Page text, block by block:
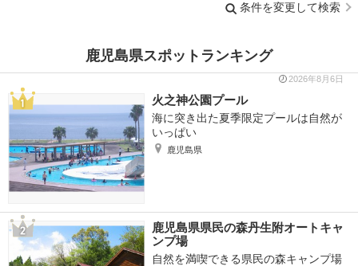
条件を変更して検索
鹿児島県スポットランキング
2026年8月6日
火之神公園プール
海に突き出た夏季限定プールは自然が
いっぱい
鹿児島県
鹿児島県県民の森丹生附オートキャ
ンプ場
自然を満喫できる県民の森キャンプ場